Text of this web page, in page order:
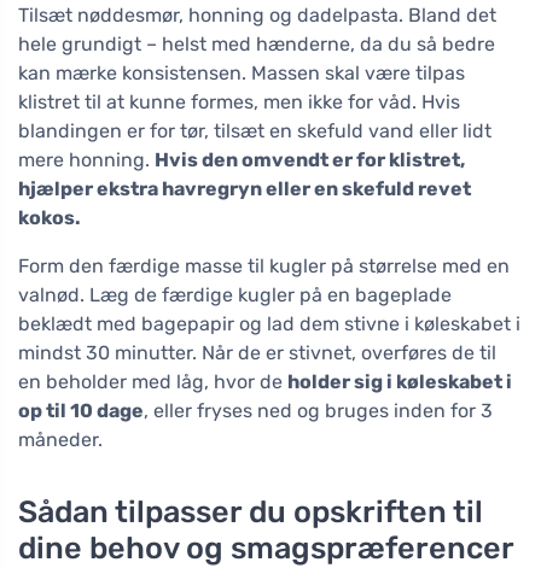
Tilsæt nøddesmør, honning og dadelpasta. Bland det
hele grundigt – helst med hænderne, da du så bedre
kan mærke konsistensen. Massen skal være tilpas
klistret til at kunne formes, men ikke for våd. Hvis
blandingen er for tør, tilsæt en skefuld vand eller lidt
mere honning. Hvis den omvendt er for klistret,
hjælper ekstra havregryn eller en skefuld revet
kokos.
Form den færdige masse til kugler på størrelse med en
valnød. Læg de færdige kugler på en bageplade
beklædt med bagepapir og lad dem stivne i køleskabet i
mindst 30 minutter. Når de er stivnet, overføres de til
en beholder med låg, hvor de holder sig i køleskabet i
op til 10 dage, eller fryses ned og bruges inden for 3
måneder.
Sådan tilpasser du opskriften til
dine behov og smagspræferencer